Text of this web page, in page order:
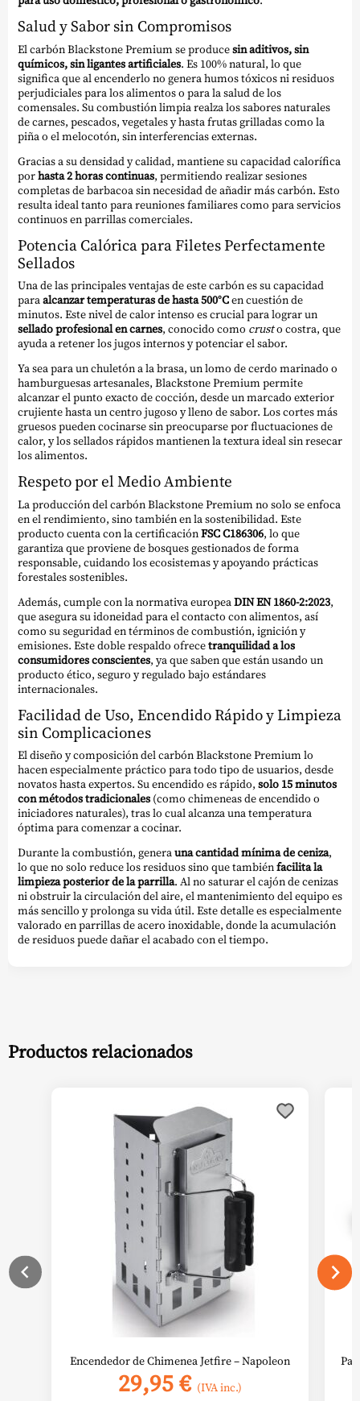
Salud y Sabor sin Compromisos
El carbón Blackstone Premium se producesin aditivos, sin
químicos, sin ligantes artificiales. Es 100% natural, lo que
significa que al encenderlo no genera humos tóxicos ni residuos
perjudiciales para los alimentos o para la salud de los
comensales. Su combustión limpia realza los sabores naturales
de carnes, pescados, vegetales y hasta frutas grilladas como la
piña o el melocotón, sin interferencias externas.
Gracias a su densidad y calidad, mantiene su capacidad calorífica
porhasta 2 horas continuas, permitiendo realizar sesiones
completas de barbacoa sin necesidad de añadir más carbón. Esto
resulta ideal tanto para reuniones familiares como para servicios
continuos en parrillas comerciales.
Potencia Calórica para Filetes Perfectamente
Sellados
Una de las principales ventajas de este carbón es su capacidad
paraalcanzar temperaturas de hasta 500°Cen cuestión de
minutos. Este nivel de calor intenso es crucial para lograr un
sellado profesional en carnes, conocido como crusto costra, que
ayuda a retener los jugos internos y potenciar el sabor.
Ya sea para un chuletón a la brasa, un lomo de cerdo marinado o
hamburguesas artesanales, Blackstone Premium permite
alcanzar el punto exacto de cocción, desde un marcado exterior
crujiente hasta un centro jugoso y lleno de sabor. Los cortes más
gruesos pueden cocinarse sin preocuparse por fluctuaciones de
calor, y los sellados rápidos mantienen la textura ideal sin resecar
los alimentos.
Respeto por el Medio Ambiente
La producción del carbón Blackstone Premium no solo se enfoca
en el rendimiento, sino también en la sostenibilidad. Este
producto cuenta con la certificaciónFSC C186306, lo que
garantiza que proviene de bosques gestionados de forma
responsable, cuidando los ecosistemas y apoyando prácticas
forestales sostenibles.
Además, cumple con la normativa europeaDIN EN 1860-2:2023,
que asegura su idoneidad para el contacto con alimentos, así
como su seguridad en términos de combustión, ignición y
emisiones. Este doble respaldo ofrecetranquilidad a los
consumidores conscientes, ya que saben que están usando un
producto ético, seguro y regulado bajo estándares
internacionales.
Facilidad de Uso, Encendido Rápido y Limpieza
sin Complicaciones
El diseño y composición del carbón Blackstone Premium lo
hacen especialmente práctico para todo tipo de usuarios, desde
novatos hasta expertos. Su encendido es rápido, solo 15 minutos
con métodos tradicionales (como chimeneas de encendido o
iniciadores naturales), tras lo cual alcanza una temperatura
óptima para comenzar a cocinar.
Durante la combustión, generauna cantidad mínima de ceniza,
lo que no solo reduce los residuos sino que tambiénfacilita la
limpieza posterior de la parrilla. Al no saturar el cajón de cenizas
ni obstruir la circulación del aire, el mantenimiento del equipo es
más sencillo y prolonga su vida útil. Este detalle es especialmente
valorado en parrillas de acero inoxidable, donde la acumulación
de residuos puede dañar el acabado con el tiempo.
Productos relacionados
Encendedor de Chimenea Jetfire – Napoleon
29,95€ (IVA inc.)